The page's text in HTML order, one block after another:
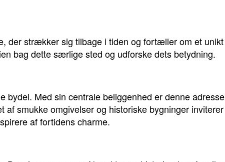
der strækker sig tilbage i tiden og fortæller om et unikt
bag dette særlige sted og udforske dets betydning.
bydel. Med sin centrale beliggenhed er denne adresse
smukke omgivelser og historiske bygninger inviterer
af fortidens charme.